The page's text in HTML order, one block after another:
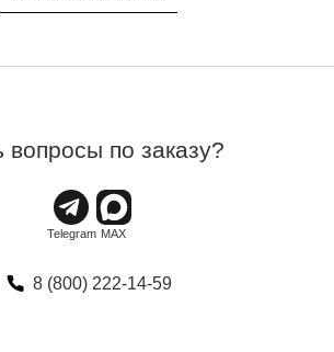
вопросы по заказу?
8 (800) 222-14-59